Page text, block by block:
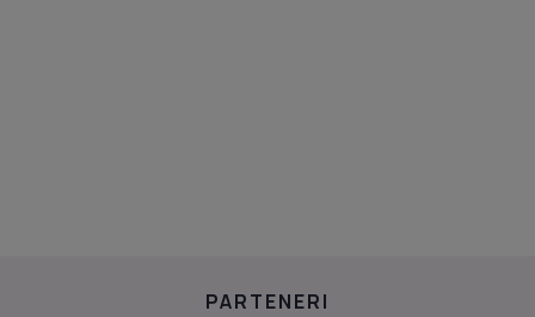
PARTENERI